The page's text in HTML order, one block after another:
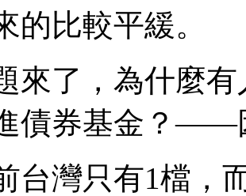
的比較平緩。
來了，為什麼
債券基金？——
台灣只有1檔，